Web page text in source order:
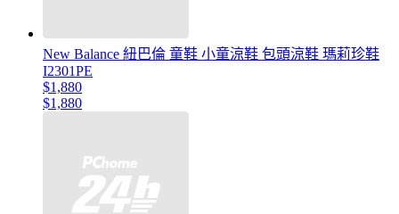
New Balance 紐巴倫 童鞋 小童涼鞋 包頭涼鞋 瑪莉珍鞋
I2301PE
$1,880
$1,880